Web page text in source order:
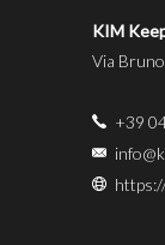
KIM
Via
+39